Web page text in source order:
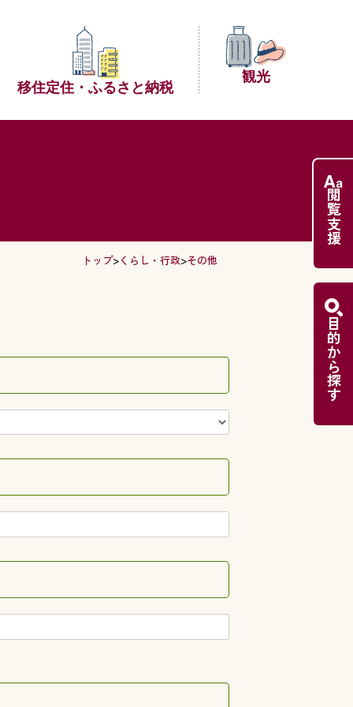
閲覧支援
目的から探す
移住定住・ ふるさと納税
観光
トップ>くらし・行政>その他